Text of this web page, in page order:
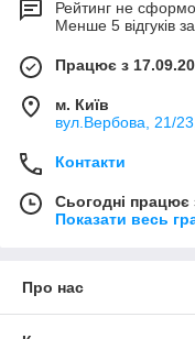
Рейтинг не
Менше 5 відгуків
Працює з
м. Київ
вул.Вербова, 21/
Контакти
Сьогодні працює
Показати весь
Про нас